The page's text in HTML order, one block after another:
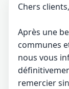
Chers clients,
Après une
communes
nous vous
remercier